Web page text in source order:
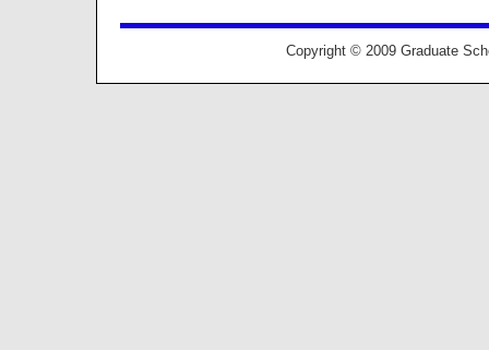
Copyright © 2009 Graduate